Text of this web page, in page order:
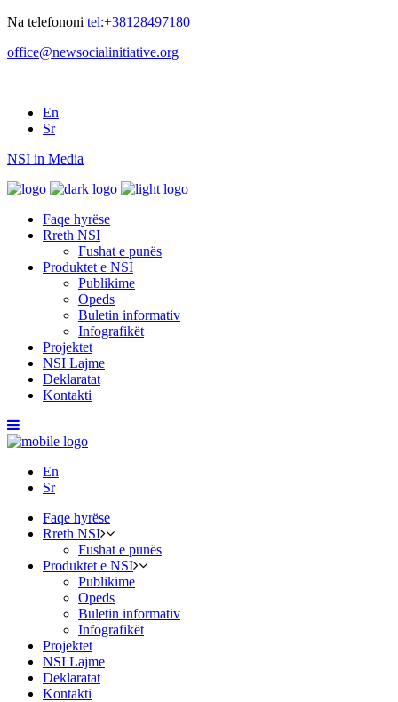
Na telefononi tel:+38128497180
office@newsocialinitiative.org
En
Sr
NSI in Media
Faqe hyrëse
Rreth NSI
Fushat e punës
Produktet e NSI
Publikime
Opeds
Buletin informativ
Infografikët
Projektet
NSI Lajme
Deklaratat
Kontakti
En
Sr
Faqe hyrëse
Rreth NSI
Fushat e punës
Produktet e NSI
Publikime
Opeds
Buletin informativ
Infografikët
Projektet
NSI Lajme
Deklaratat
Kontakti